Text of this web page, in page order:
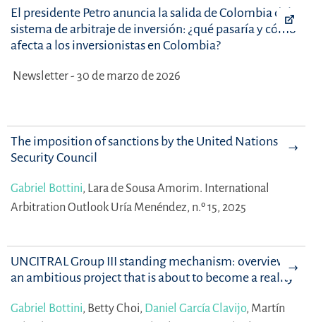
El presidente Petro anuncia la salida de Colombia del
sistema de arbitraje de inversión: ¿qué pasaría y cómo
afecta a los inversionistas en Colombia?
Newsletter - 30 de marzo de 2026
The imposition of sanctions by the United Nations
Security Council
Gabriel Bottini, Lara de Sousa Amorim. International
Arbitration Outlook Uría Menéndez, n.º 15, 2025
UNCITRAL Group III standing mechanism: overview of
an ambitious project that is about to become a reality
Gabriel Bottini, Betty Choi, Daniel García Clavijo, Martín